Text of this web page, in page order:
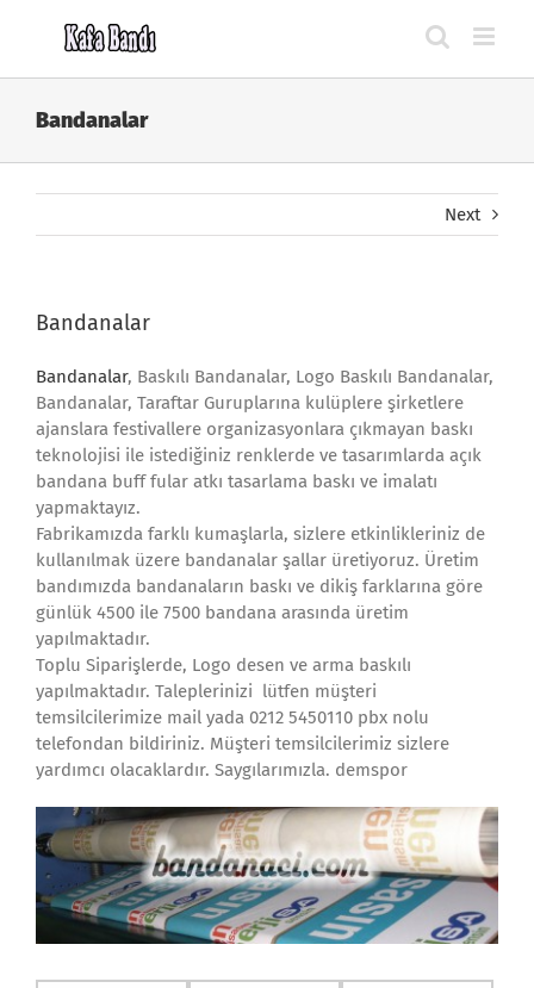
Bandanalar
Next
Bandanalar
Bandanalar, Baskılı Bandanalar, Logo Baskılı Bandanalar,
Bandanalar, Taraftar Guruplarına kulüplere şirketlere
ajanslara festivallere organizasyonlara çıkmayan baskı
teknolojisi ile istediğiniz renklerde ve tasarımlarda açık
bandana buff fular atkı tasarlama baskı ve imalatı
yapmaktayız.
Fabrikamızda farklı kumaşlarla, sizlere etkinlikleriniz de
kullanılmak üzere bandanalar şallar üretiyoruz. Üretim
bandımızda bandanaların baskı ve dikiş farklarına göre
günlük 4500 ile 7500 bandana arasında üretim
yapılmaktadır.
Toplu Siparişlerde, Logo desen ve arma baskılı
yapılmaktadır. Taleplerinizi lütfen müşteri
temsilcilerimize mail yada 0212 5450110 pbx nolu
telefondan bildiriniz. Müşteri temsilcilerimiz sizlere
yardımcı olacaklardır. Saygılarımızla. demspor